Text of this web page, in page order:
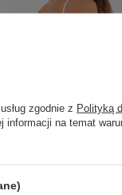
zgodnie z Polityką
informacji na temat